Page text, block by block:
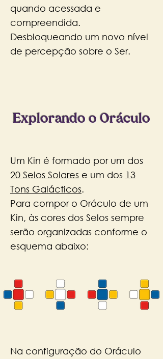
quando acessada e
compreendida.
Desbloqueando um novo nível
de percepção sobre o Ser.
Explorando o Oráculo
Um Kin é formado por um dos
20 Selos Solares e um dos 13
Tons Galácticos.
Para compor o Oráculo de um
Kin, às cores dos Selos sempre
serão organizadas conforme o
esquema abaixo:
Na configuração do Oráculo